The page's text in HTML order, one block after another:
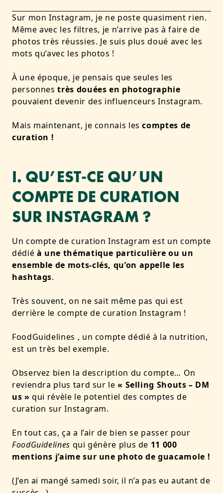
Sur mon Instagram, je ne poste quasiment rien.
Même avec les filtres, je n’arrive pas à faire de
photos très réussies. Je suis plus doué avec les
mots qu’avec les photos !
À une époque, je pensais que seules les
personnestrès douées en photographie
pouvaient devenir des influenceurs Instagram.
Mais maintenant, je connais lescomptes de
curation !
I. QU’EST-CE QU’UN
COMPTE DE CURATION
SUR INSTAGRAM ?
Un compte de curation Instagram est un compte
dédié à une thématique particulière ou un
ensemble de mots-clés, qu’on appelle les
hashtags.
Très souvent, on ne sait même pas qui est
derrière le compte de curation Instagram !
FoodGuidelines , un compte dédié à la nutrition,
est un très bel exemple.
Observez bien la description du compte… On
reviendra plus tard sur le« Selling Shouts – DM
us »qui révèle le potentiel des comptes de
curation sur Instagram.
En tout cas, ça a l’air de bien se passer pour
FoodGuidelines qui génère plus de 11 000
mentions j’aime sur une photo de guacamole !
(J’en ai mangé samedi soir, il n’a pas eu autant de